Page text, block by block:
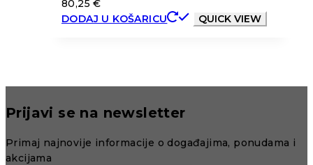
80,25€
DODAJ U KOŠARICU
QUICK VIEW
Prijavi se na newsletter
Primaj najnovije informacije o događajima, ponudama i
akcijama